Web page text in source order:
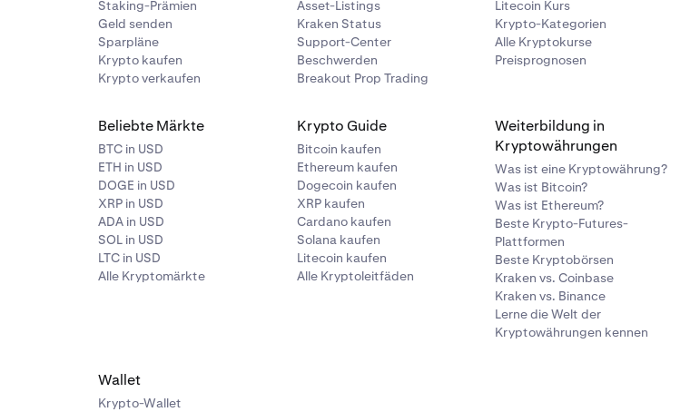
Staking-Prämien
Geld senden
Sparpläne
Krypto kaufen
Krypto verkaufen
Asset-Listings
Kraken Status
Support-Center
Beschwerden
Breakout Prop Trading
Litecoin Kurs
Krypto-Kategorien
Alle Kryptokurse
Preisprognosen
Beliebte Märkte
BTC in USD
ETH in USD
DOGE in USD
XRP in USD
ADA in USD
SOL in USD
LTC in USD
Alle Kryptomärkte
Krypto Guide
Bitcoin kaufen
Ethereum kaufen
Dogecoin kaufen
XRP kaufen
Cardano kaufen
Solana kaufen
Litecoin kaufen
Alle Kryptoleitfäden
Weiterbildung in
Kryptowährungen
Was ist eine Kryptowährung?
Was ist Bitcoin?
Was ist Ethereum?
Beste Krypto-Futures-
Plattformen
Beste Kryptobörsen
Kraken vs. Coinbase
Kraken vs. Binance
Lerne die Welt der
Kryptowährungen kennen
Wallet
Krypto-Wallet